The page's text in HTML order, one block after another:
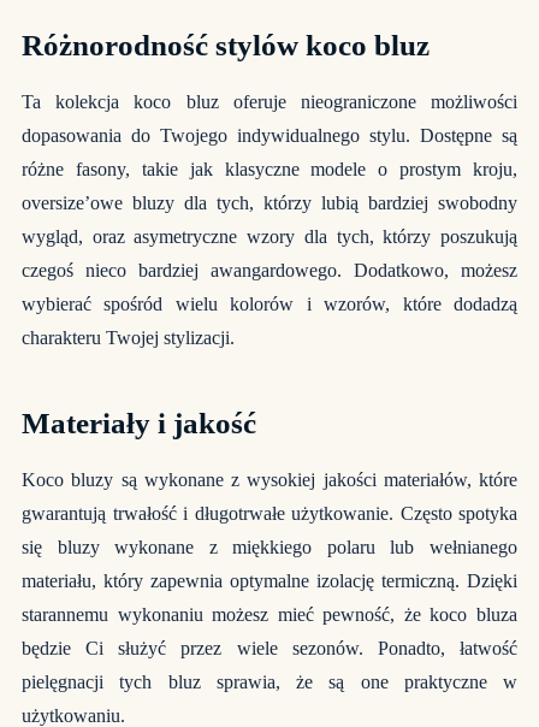
Różnorodność stylów koco bluz
Ta kolekcja koco bluz oferuje nieograniczone możliwości
dopasowania do Twojego indywidualnego stylu. Dostępne są
różne fasony, takie jak klasyczne modele o prostym kroju,
oversize’owe bluzy dla tych, którzy lubią bardziej swobodny
wygląd, oraz asymetryczne wzory dla tych, którzy poszukują
czegoś nieco bardziej awangardowego. Dodatkowo, możesz
wybierać spośród wielu kolorów i wzorów, które dodadzą
charakteru Twojej stylizacji.
Materiały i jakość
Koco bluzy są wykonane z wysokiej jakości materiałów, które
gwarantują trwałość i długotrwałe użytkowanie. Często spotyka
się bluzy wykonane z miękkiego polaru lub wełnianego
materiału, który zapewnia optymalne izolację termiczną. Dzięki
starannemu wykonaniu możesz mieć pewność, że koco bluza
będzie Ci służyć przez wiele sezonów. Ponadto, łatwość
pielęgnacji tych bluz sprawia, że są one praktyczne w
użytkowaniu.